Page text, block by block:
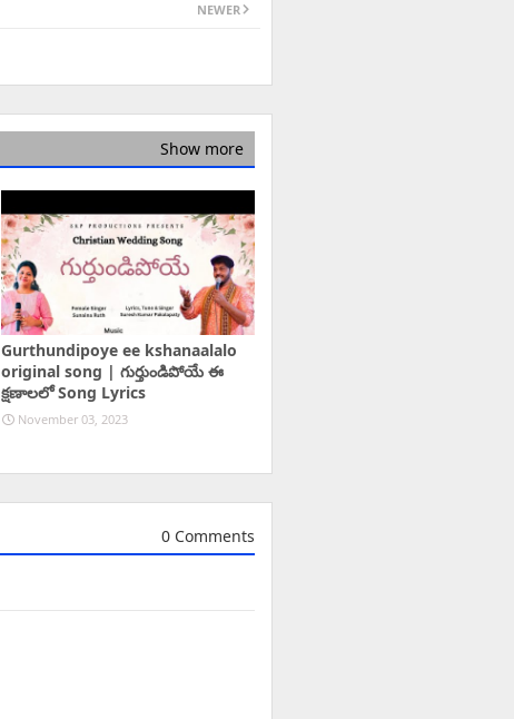
NEWER
Show more
Gurthundipoye ee kshanaalalo
original song | గుర్తుండిపోయే ఈ
క్షణాలలో Song Lyrics
November 03, 2023
0 Comments